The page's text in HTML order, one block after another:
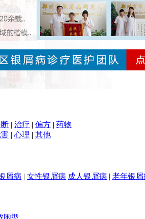
| 治疗 | 偏方 | 药物
| 心理 | 其他
屑病 | 女性银屑病 成人银屑病 | 老年银屑